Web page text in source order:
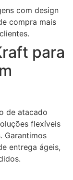
com design
compra mais
para
de atacado
flexíveis
Garantimos
entrega ágeis,